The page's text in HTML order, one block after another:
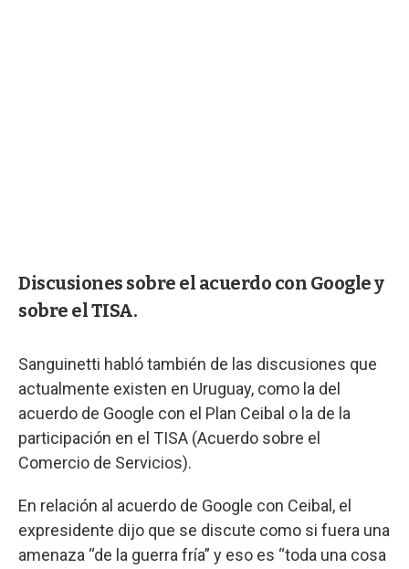
Discusiones sobre el acuerdo con Google y
sobre el TISA.
Sanguinetti habló también de las discusiones que
actualmente existen en Uruguay, como la del
acuerdo de Google con el Plan Ceibal o la de la
participación en el TISA (Acuerdo sobre el
Comercio de Servicios).
En relación al acuerdo de Google con Ceibal, el
expresidente dijo que se discute como si fuera una
amenaza “de la guerra fría” y eso es “toda una cosa